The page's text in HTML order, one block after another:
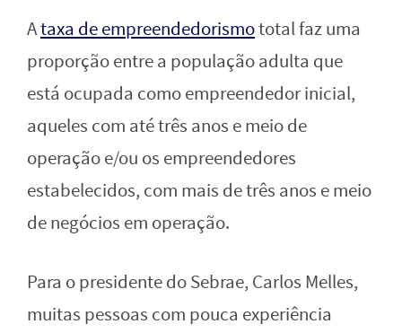
Ataxa de empreendedorismototal faz uma
proporção entre a população adulta que
está ocupada como empreendedor inicial,
aqueles com até três anos e meio de
operação e/ou os empreendedores
estabelecidos, com mais de três anos e meio
de negócios em operação.
Para o presidente do Sebrae, Carlos Melles,
muitas pessoas com pouca experiência